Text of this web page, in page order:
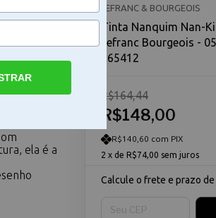
- A
ela é a
LEFRANC & BOURGEOIS
Tinta Nanquim Nan-
Lefranc Bourgeois -
165412
R$148,00
R$164,44
R$140,60 com PIX
2 x de R$74,00 sem juros
Calcule o frete e prazo